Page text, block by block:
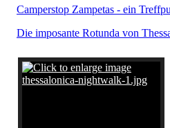
Camperstop Zampetas - ein
Die imposante Rotunda von